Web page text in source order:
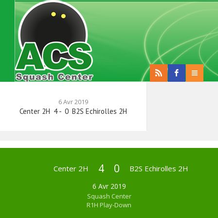
6 Avr 2019
Center 2H 4 - 0 B2S Echirolles 2H
Center 2H 4 0 B2S Echirolles 2H
6 Avr 2019
Squash Center
R1H Play-Down